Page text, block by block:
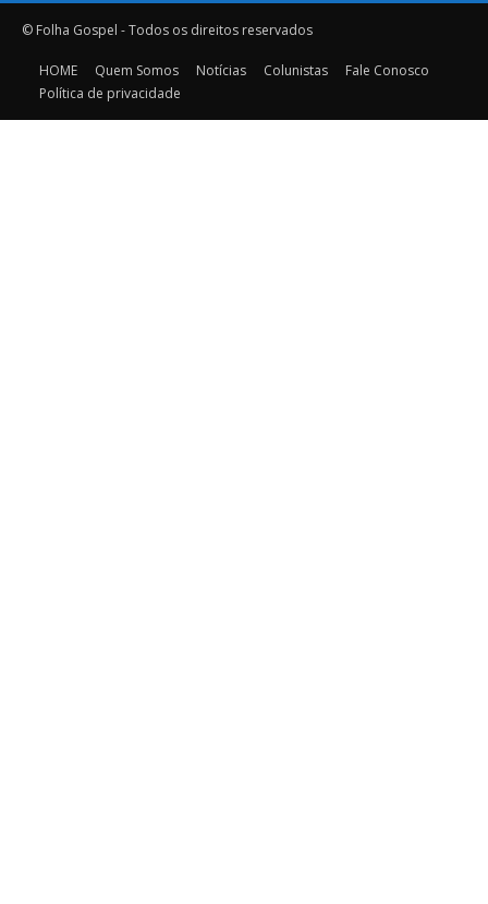
© Folha Gospel - Todos os direitos reservados
HOME Quem Somos Notícias Colunistas
Fale Conosco
Política de privacidade